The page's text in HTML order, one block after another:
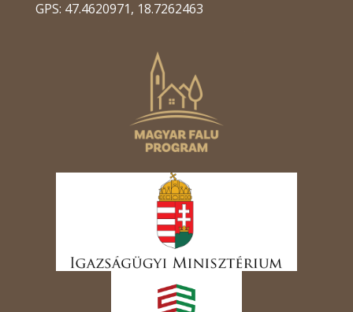
GPS: 47.4620971, 18.7262463